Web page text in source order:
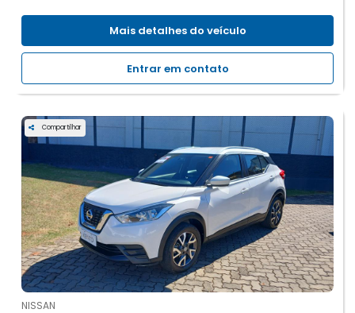
Mais detalhes do veículo
Entrar em contato
Compartilhar
NISSAN